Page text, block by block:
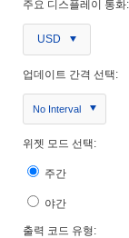
주요 디스플레이 통화:
USD
업데이트 간격 선택:
No Interval
위젯 모드 선택:
주간
야간
출력 코드 유형: